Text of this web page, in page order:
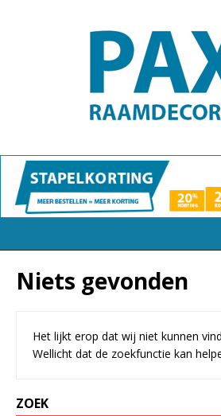
Niets gevonden
Het lijkt erop dat wij niet kunnen
Wellicht dat de zoekfunctie kan
ZOEK